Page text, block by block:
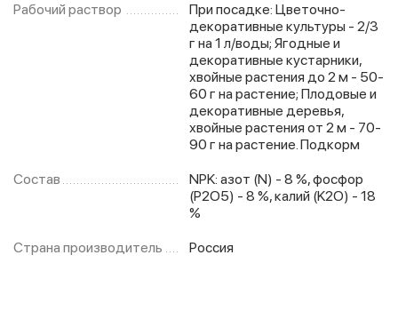
Рабочий раствор
При посадке: Цветочно-
декоративные культуры - 2/3
г на 1 л/воды; Ягодные и
декоративные кустарники,
хвойные растения до 2 м - 50-
60 г на растение; Плодовые и
декоративные деревья,
хвойные растения от 2 м - 70-
90 г на растение. Подкорм
Состав
NPK: азот (N) - 8 %, фосфор
(P2O5) - 8 %, калий (K2O) - 18
%
Страна производитель Россия